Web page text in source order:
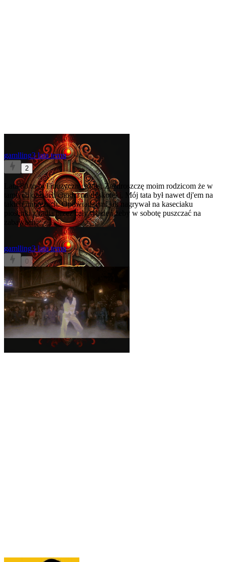
gamlling3 lata temu
2
Lata 80 to był muzyczny sztos. Zazdroszczę moim rodzicom że w
tamtych czasach chodzi na dyskoteki. Mój tata był nawet dj'em na
takich imprezach. Opowiadał mi jak nagrywał na kaseciaku
piosenki z radia przez cały tydzień żeby w sobotę puszczać na
zabawach.
gamlling3 lata temu
0